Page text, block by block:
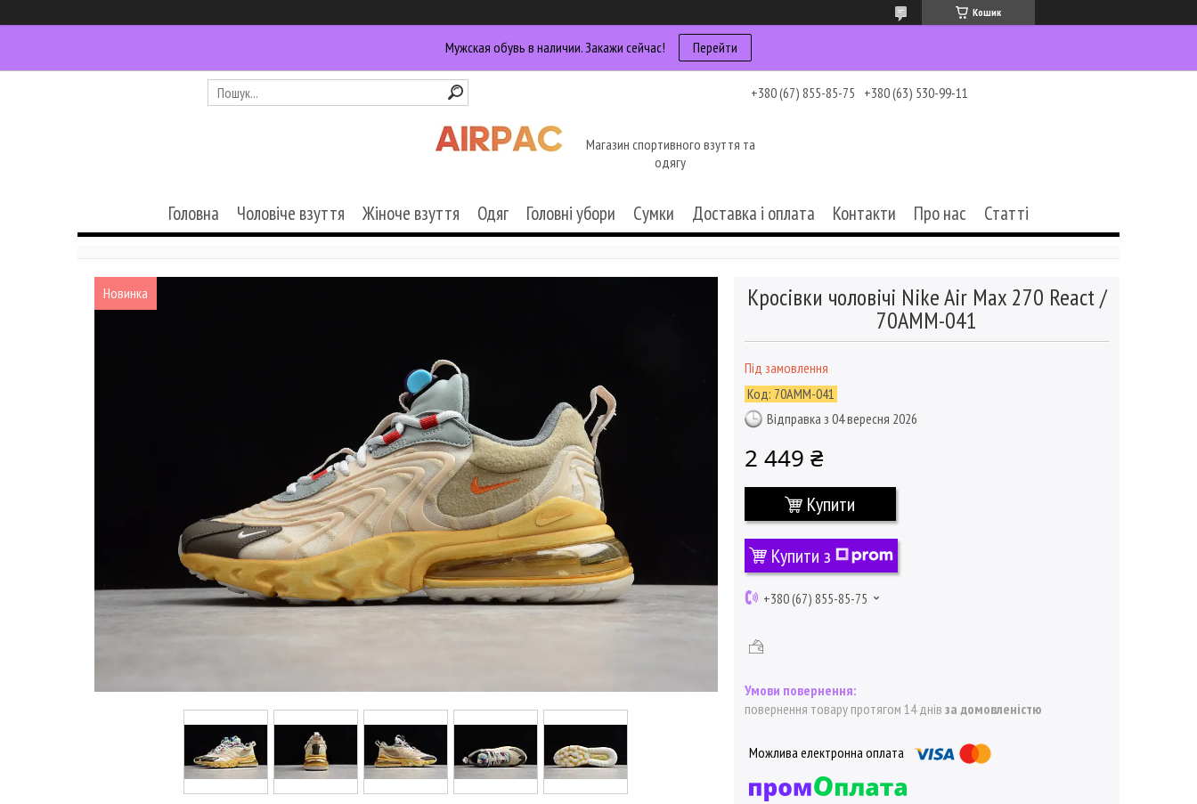
Кошик
Мужская обувь в наличии. Закажи сейчас! Перейти
+380 (67) 855-85-75 +380 (63) 530-99-11
Магазин спортивного взуття та
одягу
Головна Чоловіче взуття Жіноче взуття Одяг Головні убори Сумки Доставка і оплата Контакти Про нас Статті
Новинка Кросівки чоловічі Nike Air Max 270 React /
70AMM-041
Під замовлення
Код: 70AMM-041
Відправка з 04 вересня 2026
2 449 ₴
Купити
Купити з
+380 (67) 855-85-75
повернення товару протягом 14 днів за домовленістю